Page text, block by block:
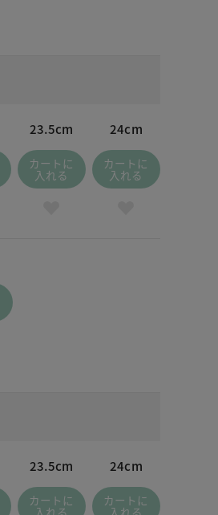
23.5cm
カートに
入れる
24cm
カートに
入れる
23.5cm
カートに
24cm
カートに